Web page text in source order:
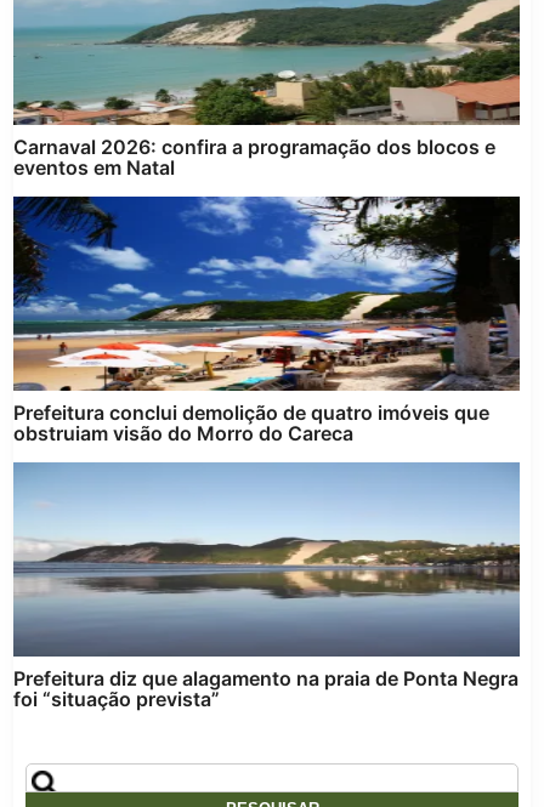
Carnaval 2026: confira a programação dos blocos e
eventos em Natal
Prefeitura conclui demolição de quatro imóveis que
obstruiam visão do Morro do Careca
Prefeitura diz que alagamento na praia de Ponta Negra
foi “situação prevista”